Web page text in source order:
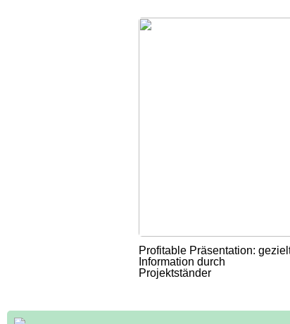
Profitable Präsentation:
Information durch
Projektständer